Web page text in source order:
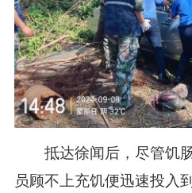
抵达徐闻后，尽管饥肠
员顾不上充饥便迅速投入